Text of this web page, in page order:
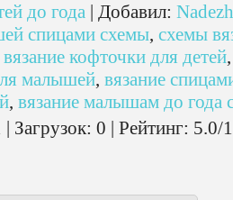
до года | Добавил:
спицами схемы, схемы
вязание кофточки для детей
малышей, вязание
, вязание малышам до года
| Загрузок: 0 | Рейтинг: 5.0/1